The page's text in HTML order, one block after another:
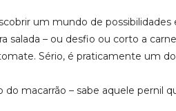
um mundo de possibilidades
salada – ou desfio ou corto a
Sério, é praticamente um
macarrão – sabe aquele pernil